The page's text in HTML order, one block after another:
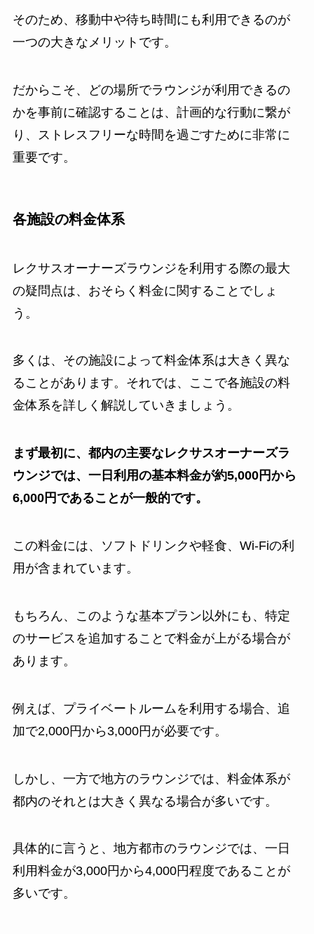
そのため、移動中や待ち時間にも利用できるのが
一つの大きなメリットです。
だからこそ、どの場所でラウンジが利用できるの
かを事前に確認することは、計画的な行動に繋が
り、ストレスフリーな時間を過ごすために非常に
重要です。
各施設の料金体系
レクサスオーナーズラウンジを利用する際の最大
の疑問点は、おそらく料金に関することでしょ
う。
多くは、その施設によって料金体系は大きく異な
ることがあります。それでは、ここで各施設の料
金体系を詳しく解説していきましょう。
まず最初に、都内の主要なレクサスオーナーズラ
ウンジでは、一日利用の基本料金が約5,000円から
6,000円であることが一般的です。
この料金には、ソフトドリンクや軽食、Wi-Fiの利
用が含まれています。
もちろん、このような基本プラン以外にも、特定
のサービスを追加することで料金が上がる場合が
あります。
例えば、プライベートルームを利用する場合、追
加で2,000円から3,000円が必要です。
しかし、一方で地方のラウンジでは、料金体系が
都内のそれとは大きく異なる場合が多いです。
具体的に言うと、地方都市のラウンジでは、一日
利用料金が3,000円から4,000円程度であることが
多いです。